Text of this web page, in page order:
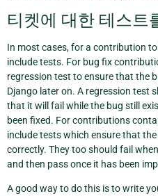
티켓에 대한 테스트
In most cases, for a contribution
include tests. For bug fix
regression test to ensure that the
Django later on. A regression test
that it will fail while the bug still
been fixed. For contributions
include tests which ensure that
correctly. They too should fail
and then pass once it has been
A good way to do this is to write